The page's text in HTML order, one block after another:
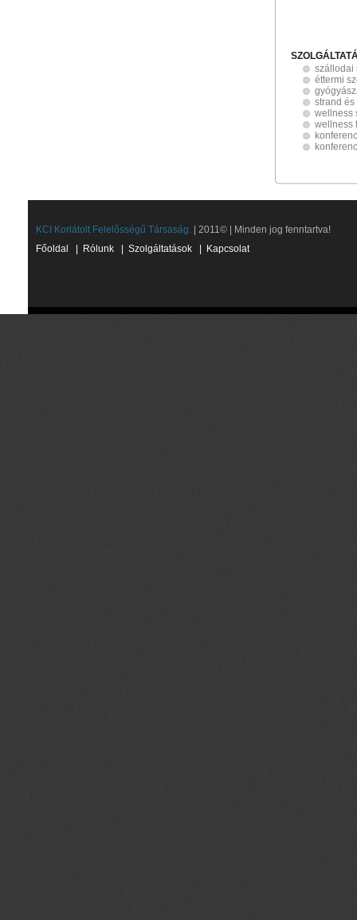
szállodai
éttermi
strand
wellness
wellness
KCI Korlátolt Felelősségű Társaság. | 2011© | Minden jog fenntartva!
Főoldal
Rólunk Szolgáltatások Kapcsolat